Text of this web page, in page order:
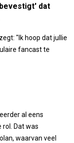
dat
"Ik hoop dat jullie
fancast te
al eens
rol. Dat was
waarvan veel